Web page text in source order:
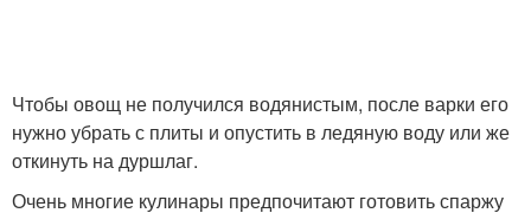
Чтобы овощ не получился водянистым, после варки его
нужно убрать с плиты и опустить в ледяную воду или же
откинуть на дуршлаг.
Очень многие кулинары предпочитают готовить спаржу